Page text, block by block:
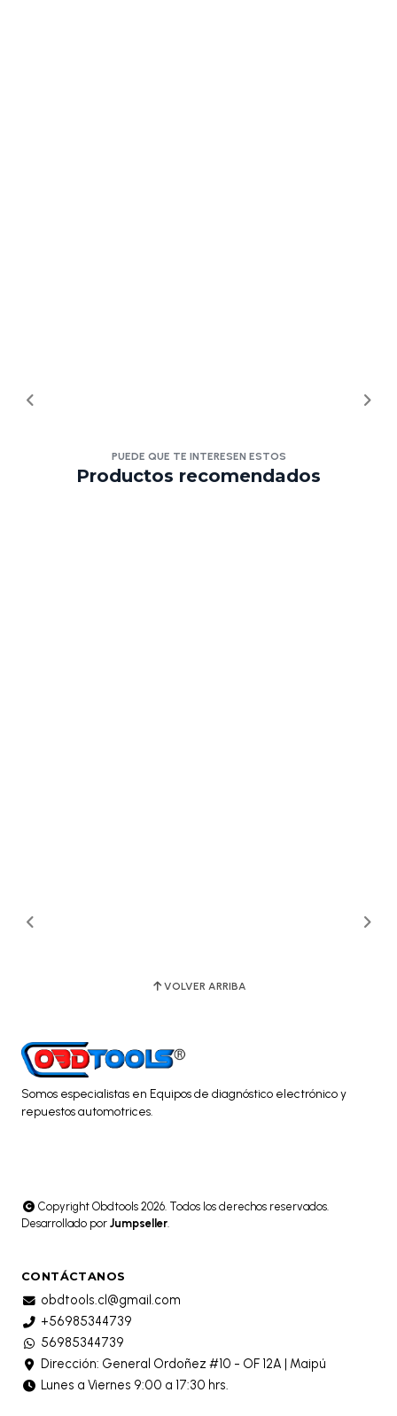
PUEDE QUE TE INTERESEN ESTOS
Productos recomendados
VOLVER ARRIBA
Somos especialistas en Equipos de diagnóstico electrónico y
repuestos automotrices.
Copyright Obdtools 2026. Todos los derechos reservados.
Desarrollado por Jumpseller
CONTÁCTANOS
obdtools.cl@gmail.com
+56985344739
56985344739
Dirección: General Ordoñez #10 - OF 12A | Maipú
Lunes a Viernes 9:00 a 17:30 hrs.